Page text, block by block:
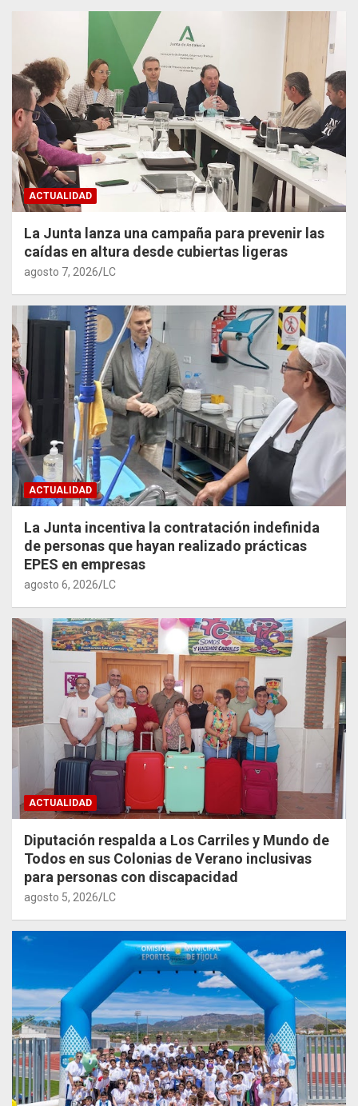
ACTUALIDAD
La Junta lanza una campaña para prevenir las
caídas en altura desde cubiertas ligeras
agosto 7, 2026 LC
ACTUALIDAD
La Junta incentiva la contratación indefinida
de personas que hayan realizado prácticas
EPES en empresas
agosto 6, 2026 LC
ACTUALIDAD
Diputación respalda a Los Carriles y Mundo de
Todos en sus Colonias de Verano inclusivas
para personas con discapacidad
agosto 5, 2026 LC